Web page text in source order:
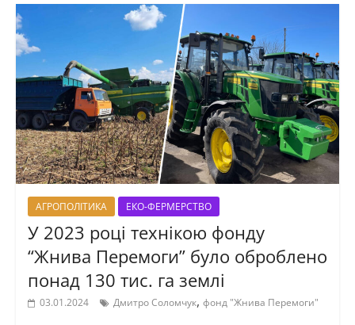
АГРОПОЛІТИКА ЕКО-ФЕРМЕРСТВО
У 2023 році технікою фонду
“Жнива Перемоги” було оброблено
понад 130 тис. га землі
03.01.2024 Дмитро Соломчук, фонд "Жнива Перемоги"